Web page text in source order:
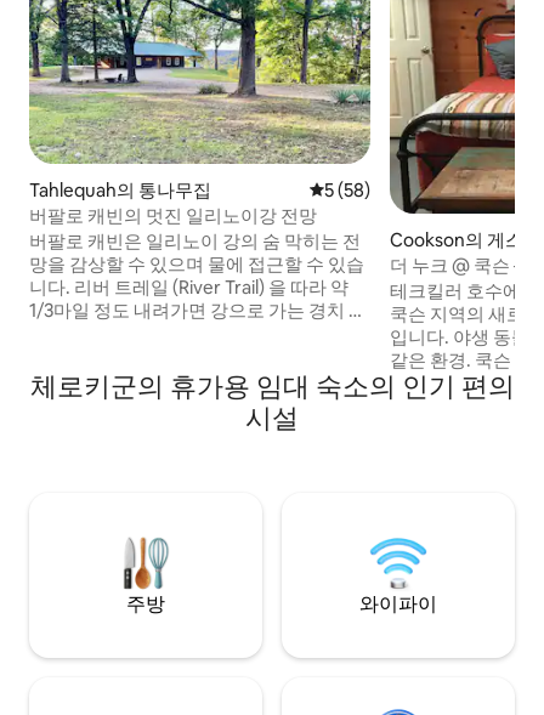
Tahlequah의 통나무집 평점 5점(5점 만점), 후기 58
5 (58)
버팔로 캐빈의 멋진 일리노이강 전망
버팔로 캐빈은 일리노이 강의 숨 막히는 전
망을 감상할 수 있으며 물에 접근할 수 있습
니다. 리버 트레일 (River Trail) 을 따라 약
1/3마일 정도 내려가면 강으로 가는 경치 좋
고 편안하며 깨끗합니다. Tahlequah까지 6
마일, All American floats까지 4.6마일 거
리에 있습니다. 가족이나 친구들과 함께 잊
Cookson의 게스
더 누크 @ 쿡슨 —
테크킬러 호수에
쿡슨 지역의 새로
입니다. 야생 동물
같은 환경. 쿡슨 벤
악, 음식, 음료)까
를 주차할 수 있는
드." 야외 편의 시
구, 화덕.
체로키군의 휴가용 임대 숙소의 인기 편의
시설
주방 와이파이